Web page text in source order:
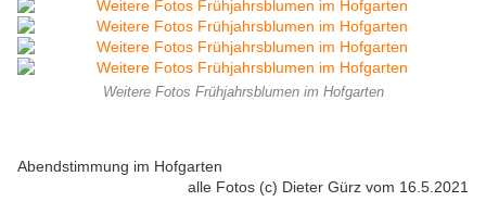
Weitere Fotos Frühjahrsblumen im Hofgarten
Abendstimmung im Hofgarten
alle Fotos (c) Dieter Gürz vom 16.5.2021